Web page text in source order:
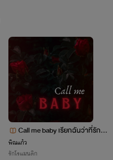
Call me baby เรียกฉันว่าที่รักสิ |
Wayu x Warin
พิณแก้ว
รักโรแมนติก